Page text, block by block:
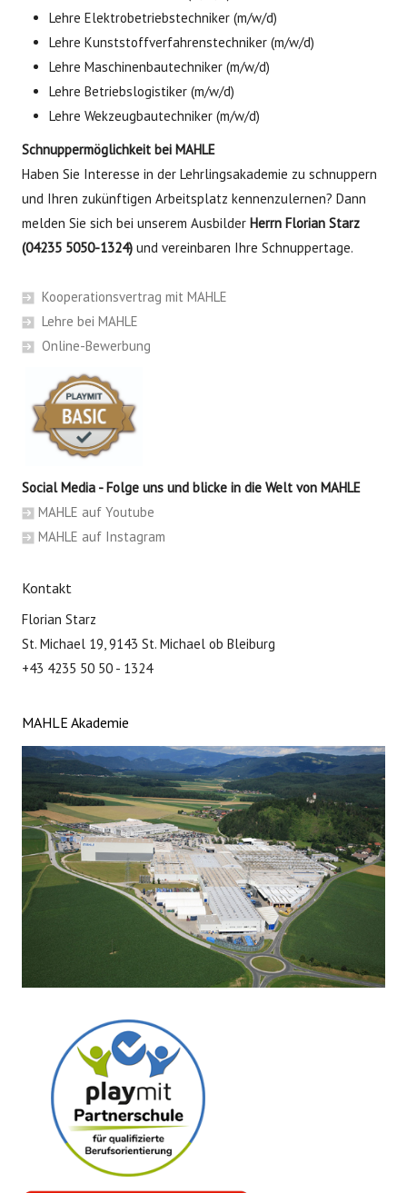
Lehre Elektrobetriebstechniker (m/w/d)
Lehre Kunststoffverfahrenstechniker (m/w/d)
Lehre Maschinenbautechniker (m/w/d)
Lehre Betriebslogistiker (m/w/d)
Lehre Wekzeugbautechniker (m/w/d)
Schnuppermöglichkeit bei MAHLE
Haben Sie Interesse in der Lehrlingsakademie zu schnuppern
und Ihren zukünftigen Arbeitsplatz kennenzulernen? Dann
melden Sie sich bei unserem Ausbilder Herrn Florian Starz
(04235 5050-1324)und vereinbaren Ihre Schnuppertage.
Kooperationsvertrag mit MAHLE
Lehre bei MAHLE
Online-Bewerbung
Social Media - Folge uns und blicke in die Welt von MAHLE
MAHLE auf Youtube
MAHLE auf Instagram
Kontakt
Florian Starz
St. Michael 19, 9143 St. Michael ob Bleiburg
+43 4235 50 50 - 1324
MAHLE Akademie